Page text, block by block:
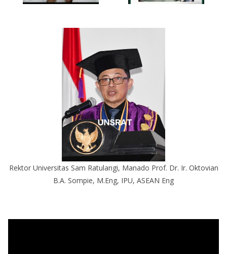
Rektor Universitas Sam Ratulangi, Manado Prof. Dr. Ir. Oktovian
B.A. Sompie, M.Eng, IPU, ASEAN Eng